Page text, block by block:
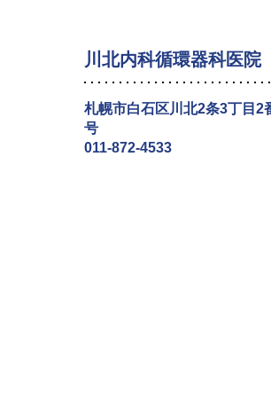
川北内科循環器科医院
札幌市白石区川北2条3丁目2
号
011-872-4533